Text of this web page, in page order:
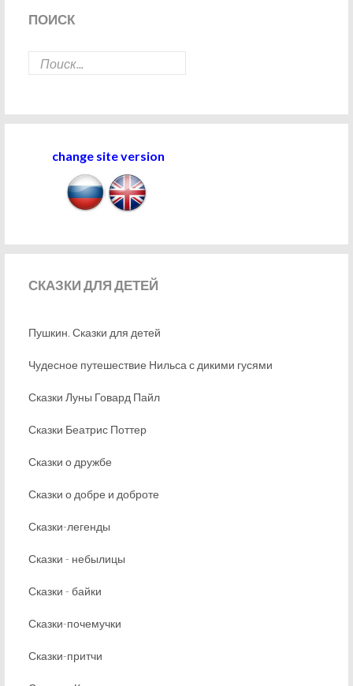
ПОИСК
change site version
СКАЗКИДЛЯ ДЕТЕЙ
Пушкин. Сказки для детей
Чудесное путешествие Нильса с дикими гусями
Сказки Луны Говард Пайл
Сказки Беатрис Поттер
Сказки о дружбе
Сказки о добре и доброте
Сказки-легенды
Сказки - небылицы
Сказки - байки
Сказки-почемучки
Сказки-притчи